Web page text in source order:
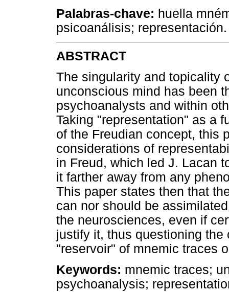
Palabras-chave: huella
psicoanálisis; representación.
ABSTRACT
The singularity and topicality
unconscious mind has been
psychoanalysts and within
Taking "representation" as a
of the Freudian concept, this
considerations of
in Freud, which led J. Lacan
it farther away from any
This paper states then that
can nor should be
the neurosciences, even if
justify it, thus questioning
"reservoir" of mnemic traces
Keywords: mnemic traces;
psychoanalysis;